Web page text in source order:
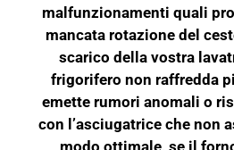
malfunzionamenti quali
mancata rotazione del
scarico della vostra
frigorifero non raffredda
emette rumori anomali o
con l’asciugatrice che non
modo ottimale, se il